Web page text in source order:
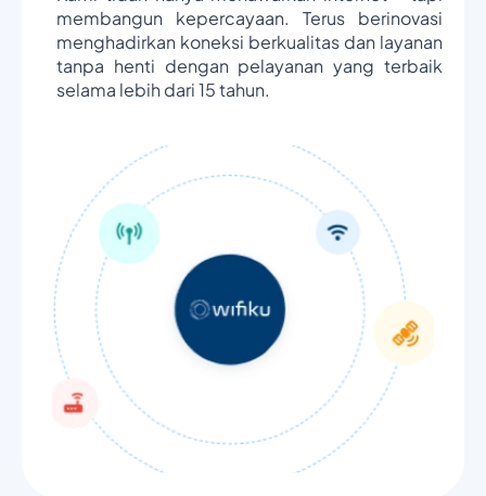
membangun kepercayaan. Terus berinovasi
menghadirkan koneksi berkualitas dan layanan
tanpa henti dengan pelayanan yang terbaik
selama lebih dari 15 tahun.